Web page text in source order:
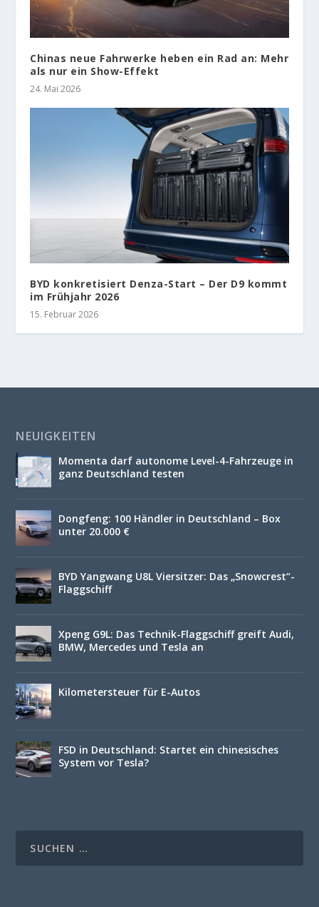
Chinas neue Fahrwerke heben ein Rad an: Mehr
als nur ein Show-Effekt
24. Mai 2026
BYD konkretisiert Denza-Start – Der D9 kommt
im Frühjahr 2026
15. Februar 2026
NEUIGKEITEN
Momenta darf autonome Level-4-Fahrzeuge in
ganz Deutschland testen
Dongfeng: 100 Händler in Deutschland – Box
unter 20.000 €
BYD Yangwang U8L Viersitzer: Das „Snowcrest“-
Flaggschiff
Xpeng G9L: Das Technik-Flaggschiff greift Audi,
BMW, Mercedes und Tesla an
Kilometersteuer für E-Autos
FSD in Deutschland: Startet ein chinesisches
System vor Tesla?